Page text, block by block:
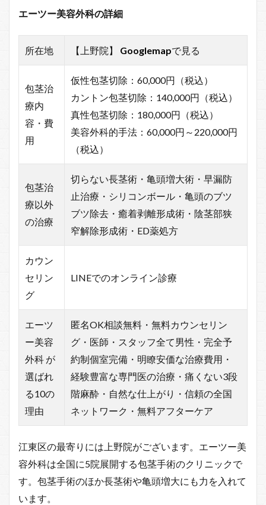
エーツー美容外科の詳細
所在地 【上野院】 Googlemapで見る
包茎治
療内
容・費
用
仮性包茎切除：60,000円（税込）
カントン包茎切除：140,000円（税込）
真性包茎切除：180,000円（税込）
美容外科的手法：60,000円～220,000円
（税込）
包茎治
療以外
の治療
切らない長茎術・亀頭増大術・早漏防
止治療・シリコンボール・亀頭のブツ
ブツ除去・癒着剥離形成術・陰茎部狭
窄解除形成術・ED薬処方
カウン
セリン
グ
LINEでのオンライン診療
エーツ
ー美容
外科 が
選ばれ
る10の
理由
匿名OK相談無料・無料カウンセリン
グ・医師・スタッフ全て男性・完全予
約制個室完備・明瞭安価な治療費用・
経験豊富な専門医の治療・痛くない3段
階麻酔・自然な仕上がり・信頼の全国
ネットワーク・無料アフターケア
江東区の最寄りには上野院がございます。エーツー美
容外科は全国に5院展開する包茎手術のクリニックで
す。包茎手術のほか長茎術や亀頭増大にも力を入れて
います。